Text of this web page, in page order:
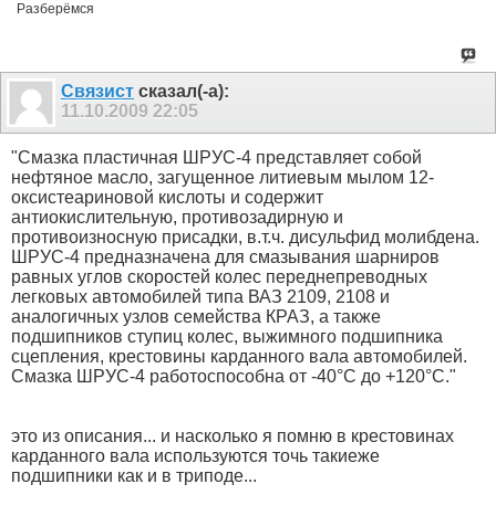
Разберёмся
Связист сказал(-а):
11.10.2009 22:05
"Смазка пластичная ШРУС-4 представляет собой
нефтяное масло, загущенное литиевым мылом 12-
оксистеариновой кислоты и содержит
антиокислительную, противозадирную и
противоизносную присадки, в.т.ч. дисульфид молибдена.
ШРУС-4 предназначена для смазывания шарниров
равных углов скоростей колес переднепреводных
легковых автомобилей типа ВАЗ 2109, 2108 и
аналогичных узлов семейства КРАЗ, а также
подшипников ступиц колес, выжимного подшипника
сцепления, крестовины карданного вала автомобилей.
Смазка ШРУС-4 работоспособна от -40°С до +120°С."
это из описания... и насколько я помню в крестовинах
карданного вала используются точь такиеже
подшипники как и в триподе...